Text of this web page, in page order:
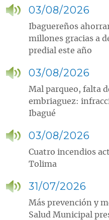
03/08/2026
Ibaguereños
millones gracias a
predial este año
03/08/2026
Mal parqueo, falta
embriaguez:
Ibagué
03/08/2026
Cuatro incendios
Tolima
31/07/2026
Más prevención y
Salud Municipal